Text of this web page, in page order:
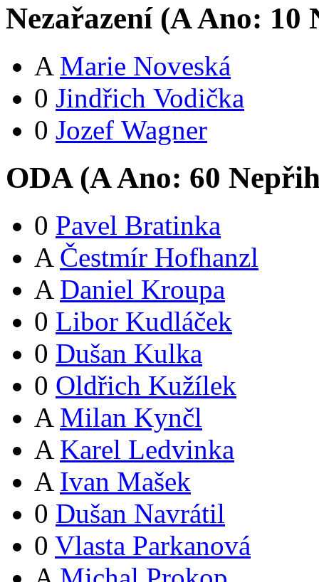
Nezařazení (AAno: 10
A Marie Noveská
0 Jindřich Vodička
0 Jozef Wagner
ODA (AAno: 60
0 Pavel Bratinka
A Čestmír Hofhanzl
A Daniel Kroupa
0 Libor Kudláček
0 Dušan Kulka
0 Oldřich Kužílek
A Milan Kynčl
A Karel Ledvinka
A Ivan Mašek
0 Dušan Navrátil
0 Vlasta Parkanová